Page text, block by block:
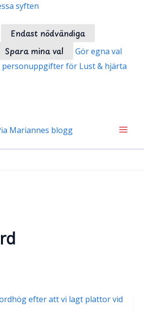
syften
Endast nödvändiga
Spara mina val
Gör egna val
personuppgifter för Lust & hjärta